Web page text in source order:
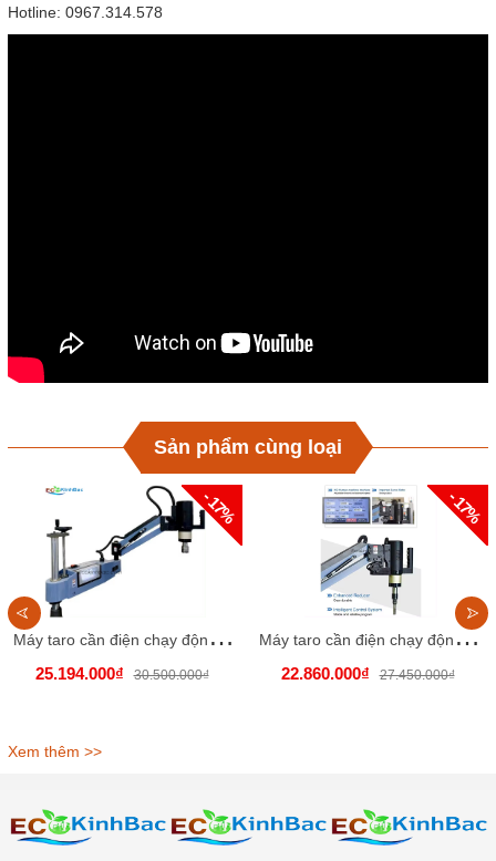
Hotline: 0967.314.578
Sản phẩm cùng loại
- 17%
M
áy taro cần điện chạy động cơ servo M6-M36.
25.194.000₫ 30.500.000₫
- 17%
M
áy taro cần điện chạy động cơ servo M6-M24
22.860.000₫ 27.450.000₫
Xem thêm >>